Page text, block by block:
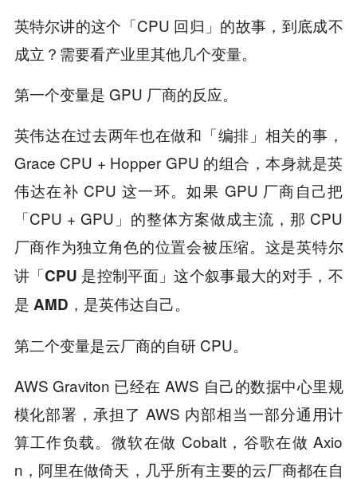
英特尔讲的这个「CPU 回归」的故事，到底成不
成立？需要看产业里其他几个变量。
第一个变量是 GPU 厂商的反应。
英伟达在过去两年也在做和「编排」相关的事，
Grace CPU + Hopper GPU 的组合，本身就是英
伟达在补 CPU 这一环。如果 GPU 厂商自己把
「CPU + GPU」的整体方案做成主流，那 CPU
厂商作为独立角色的位置会被压缩。 这是英特尔
讲「CPU 是控制平面」这个叙事最大的对手，不
是 AMD，是英伟达自己。
第二个变量是云厂商的自研 CPU。
AWS Graviton 已经在 AWS 自己的数据中心里规
模化部署，承担了 AWS 内部相当一部分通用计
算工作负载。微软在做 Cobalt，谷歌在做 Axio
n，阿里在做倚天， 几乎所有主要的云厂商都在自